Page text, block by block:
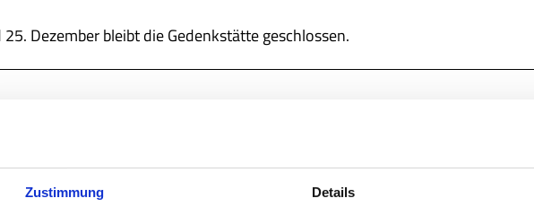
Zustimmung Details
Dezember bleibt die Gedenkstätte geschlossen.
anhalt.de/startseite/